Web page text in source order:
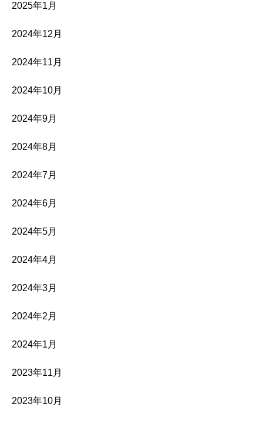
2025年1月
2024年12月
2024年11月
2024年10月
2024年9月
2024年8月
2024年7月
2024年6月
2024年5月
2024年4月
2024年3月
2024年2月
2024年1月
2023年11月
2023年10月